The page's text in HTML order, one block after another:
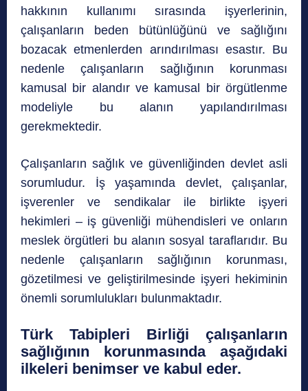
hakkının kullanımı sırasında işyerlerinin,
çalışanların beden bütünlüğünü ve sağlığını
bozacak etmenlerden arındırılması esastır. Bu
nedenle çalışanların sağlığının korunması
kamusal bir alandır ve kamusal bir örgütlenme
modeliyle bu alanın yapılandırılması
gerekmektedir.
Çalışanların sağlık ve güvenliğinden devlet asli
sorumludur. İş yaşamında devlet, çalışanlar,
işverenler ve sendikalar ile birlikte işyeri
hekimleri – iş güvenliği mühendisleri ve onların
meslek örgütleri bu alanın sosyal taraflarıdır. Bu
nedenle çalışanların sağlığının korunması,
gözetilmesi ve geliştirilmesinde işyeri hekiminin
önemli sorumlulukları bulunmaktadır.
Türk Tabipleri Birliği çalışanların
sağlığının korunmasında aşağıdaki
ilkeleri benimser ve kabul eder.